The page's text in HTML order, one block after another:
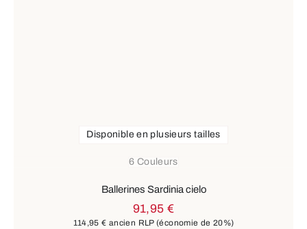
6 Couleurs
Disponible en plusieurs tailles
Ballerines Sardinia cielo
91,95 €
114,95 € ancien RLP(économie de 20%)